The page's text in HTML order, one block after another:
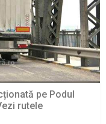
pe Podul
rutele